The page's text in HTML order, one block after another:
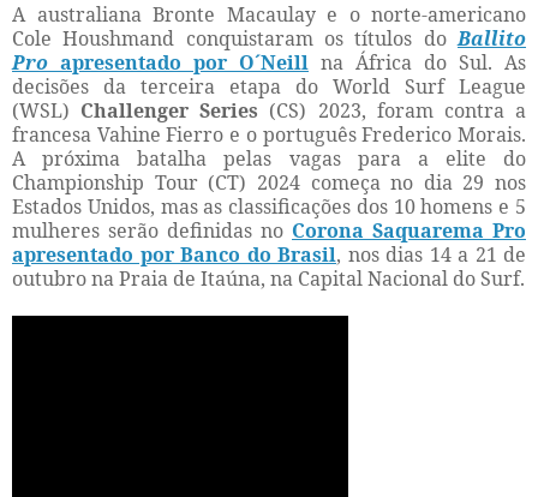
A australiana Bronte Macaulay e o norte-americano
Cole Houshmand conquistaram os títulos do Ballito
Pro apresentado por O´Neill na África do Sul. As
decisões da terceira etapa do World Surf League
(WSL) Challenger Series (CS) 2023, foram contra a
francesa Vahine Fierro e o português Frederico Morais.
A próxima batalha pelas vagas para a elite do
Championship Tour (CT) 2024 começa no dia 29 nos
Estados Unidos, mas as classificações dos 10 homens e 5
mulheres serão definidas no Corona Saquarema Pro
apresentado por Banco do Brasil, nos dias 14 a 21 de
outubro na Praia de Itaúna, na Capital Nacional do Surf.